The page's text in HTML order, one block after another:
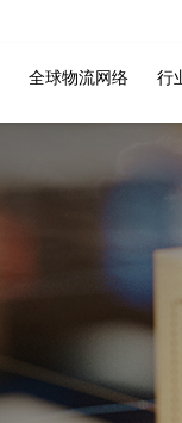
全球物流网络 行